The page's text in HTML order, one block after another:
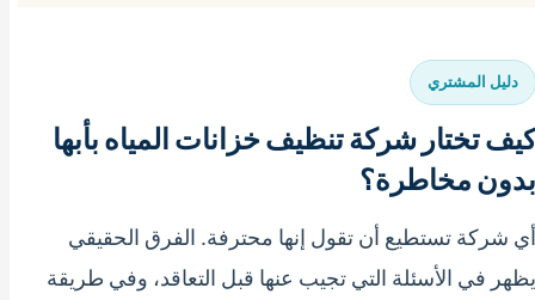
دليل المشتري
كيف تختار شركة تنظيف خزانات المياه بأبها
بدون مخاطرة؟
أي شركة تستطيع أن تقول إنها محترفة. الفرق الحقيقي
يظهر في الأسئلة التي تجيب عنها قبل التعاقد، وفي طريقة